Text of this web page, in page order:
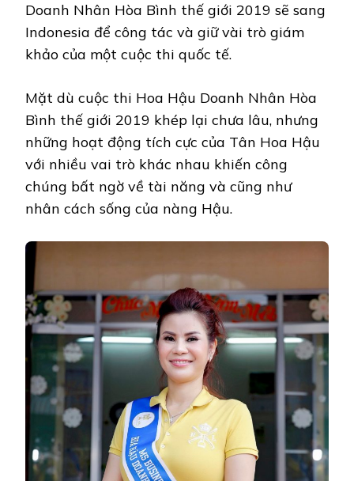
Doanh Nhân Hòa Bình thế giới 2019 sẽ sang
Indonesia để công tác và giữ vài trò giám
khảo của một cuộc thi quốc tế.
Mặt dù cuộc thi Hoa Hậu Doanh Nhân Hòa
Bình thế giới 2019 khép lại chưa lâu, nhưng
những hoạt động tích cực của Tân Hoa Hậu
với nhiều vai trò khác nhau khiến công
chúng bất ngờ về tài năng và cũng như
nhân cách sống của nàng Hậu.